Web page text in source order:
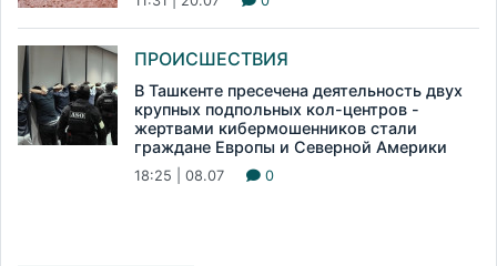
ПРОИСШЕСТВИЯ
В Ташкенте пресечена деятельность двух
крупных подпольных кол-центров -
жертвами кибермошенников стали
граждане Европы и Северной Америки
18:25 | 08.07 0